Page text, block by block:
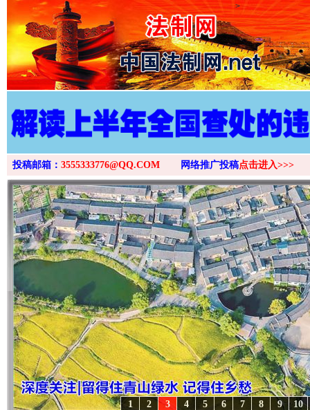
>
投稿邮箱： 3555333776@QQ.COM 网络推广投稿点击进入>>>
10
9
8
7
6
5
4
3
2
1